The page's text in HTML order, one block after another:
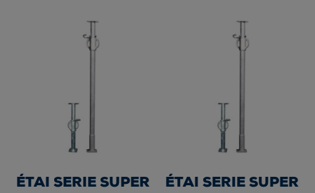
ÉTAI SERIE SUPER
ÉTAI SERIE SUPER